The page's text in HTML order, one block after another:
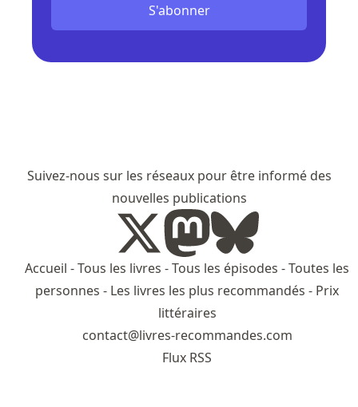
S'abonner
Suivez-nous sur les réseaux pour être informé des
nouvelles publications
Accueil -Tous les livres -Tous les épisodes -Toutes les
personnes - Les livres les plus recommandés - Prix
littéraires
contact@livres-recommandes.com
Flux RSS